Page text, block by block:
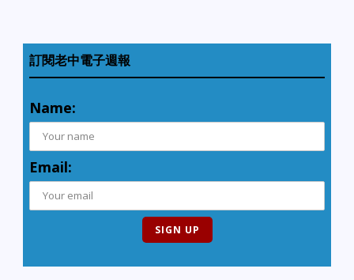
訂閱老中電子週報
Name:
Email: